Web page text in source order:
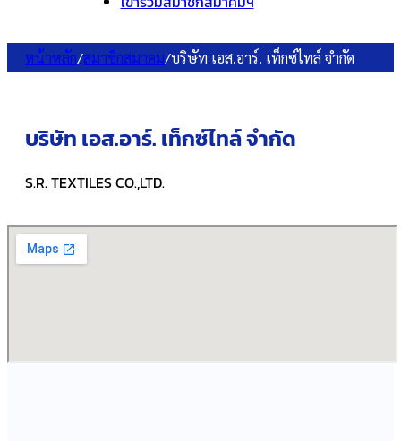
หน้าหลัก/สมาชิกสมาคม/บริษัท เอส.อาร์. เท็กซ์ไทล์ จำกัด
บริษัท เอส.อาร์. เท็กซ์ไทล์ จำกัด
S.R. TEXTILES CO.,LTD.